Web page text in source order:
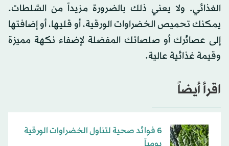
الغذائي. ولا يعني ذلك بالضرورة مزيداً من السَّلطات.
يمكنك تحميص الخضراوات الورقية، أو قليها، أو إضافتها
إلى عصائرك أو صلصاتك المفضلة لإضفاء نكهة مميزة
وقيمة غذائية عالية.
اقرأ أيضاً
6 فوائد صحية لتناول الخضراوات الورقية
يومياً